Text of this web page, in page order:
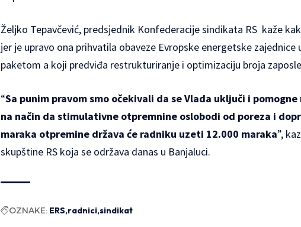
Željko Tepavčević, predsjednik Konfederacije sindikata RS kaže
jer je upravo ona prihvatila obaveze Evropske energetske
paketom a koji predviđa restrukturiranje i optimizaciju broja
“Sa punim pravom smo očekivali da se Vlada uključi i
na način da stimulativne otpremnine oslobodi od poreza i
maraka otpremine država će radniku uzeti 12.000 maraka”,
skupštine RS koja se održava danas u Banjaluci.
OZNAKE: ERS radnici sindikat